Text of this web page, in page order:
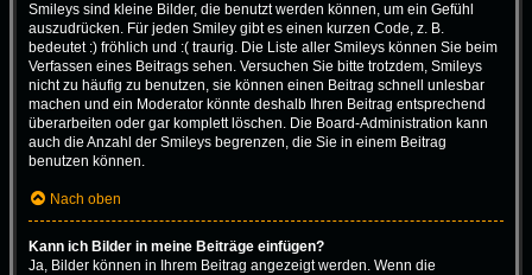
Smileys sind kleine Bilder, die benutzt werden können, um ein Gefühl
auszudrücken. Für jeden Smiley gibt es einen kurzen Code, z. B.
bedeutet :) fröhlich und :( traurig. Die Liste aller Smileys können Sie beim
Verfassen eines Beitrags sehen. Versuchen Sie bitte trotzdem, Smileys
nicht zu häufig zu benutzen, sie können einen Beitrag schnell unlesbar
machen und ein Moderator könnte deshalb Ihren Beitrag entsprechend
überarbeiten oder gar komplett löschen. Die Board-Administration kann
auch die Anzahl der Smileys begrenzen, die Sie in einem Beitrag
benutzen können.
Nach oben
Kann ich Bilder in meine Beiträge einfügen?
Ja, Bilder können in Ihrem Beitrag angezeigt werden. Wenn die